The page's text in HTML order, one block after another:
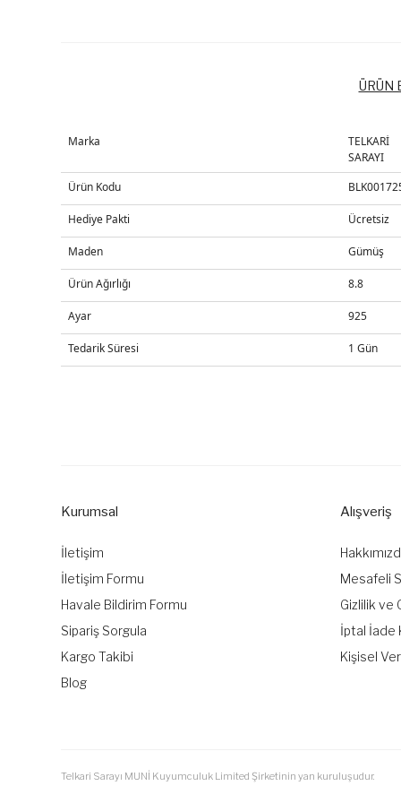
ÜRÜN
Marka
TELKARİ
SARAYI
Ürün Kodu
Hediye Pakti Ücretsiz
Maden Gümüş
Ürün Ağırlığı 8.8
Ayar 925
Tedarik Süresi 1 Gün
Ürün bilgilerinde hatalar bulunuyor.
Bu ürüne benzer farklı alternatifler olmalı.
Kurumsal
İletişim
İletişim Formu
Havale Bildirim Formu
Sipariş Sorgula
Kargo Takibi
Blog
Alışveriş
Mesafeli
Gizlilik ve
İptal İade
Kişisel
Telkari Sarayı MUNİ Kuyumculuk Limited Şirketinin yan kuruluşudur.